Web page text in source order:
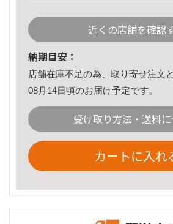
近くの店舗を確認
納期目安：
店舗在庫不足の為、取り寄せ注文
08月14日頃のお届け予定です。
受け取り方法・送料
カートに入れ